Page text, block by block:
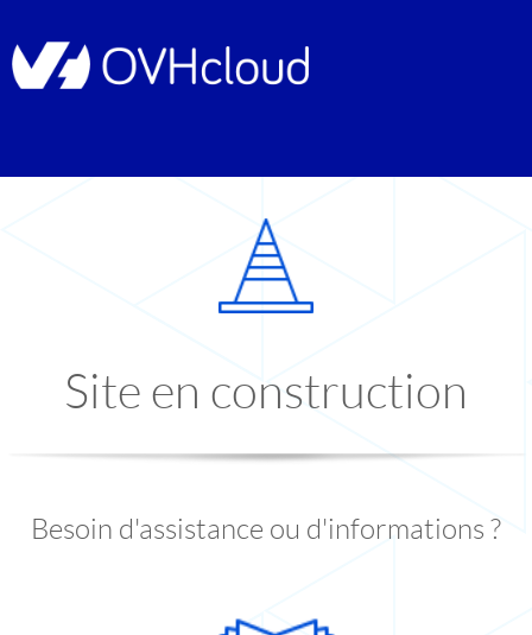
Site en construction
Besoin d'assistance ou d'informations ?